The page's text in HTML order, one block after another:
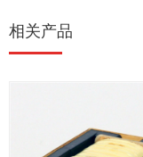
相关产品